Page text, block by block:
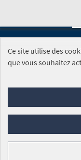
SITE
Conditions
Ce site utilise des
que vous souhaitez